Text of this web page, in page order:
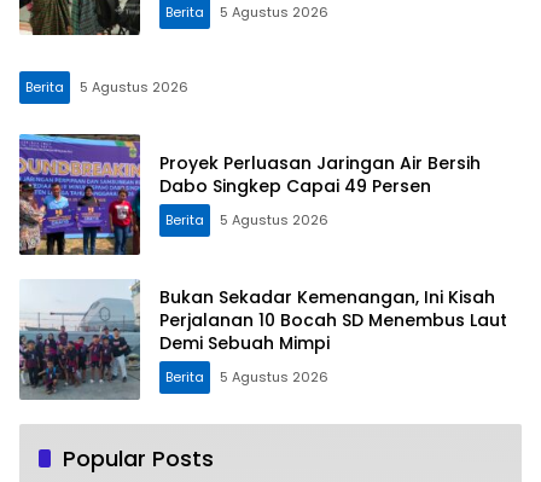
Berita 5 Agustus 2026
Berita 5 Agustus 2026
Proyek Perluasan Jaringan Air Bersih
Dabo Singkep Capai 49 Persen
Berita 5 Agustus 2026
Bukan Sekadar Kemenangan, Ini Kisah
Perjalanan 10 Bocah SD Menembus Laut
Demi Sebuah Mimpi
Berita 5 Agustus 2026
Popular Posts